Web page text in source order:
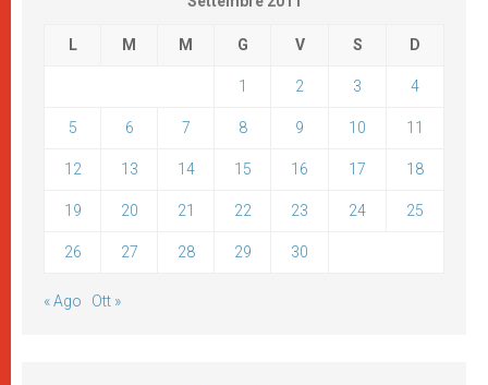
L M M G V S D
1 2 3 4
5 6 7 8 9 10 11
12 13 14 15 16 17 18
19 20 21 22 23 24 25
26 27 28 29 30
« Ago Ott »